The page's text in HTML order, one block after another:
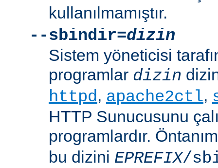
kullanılmamıştır.
--sbindir=dizin
Sistem yöneticisi
programlar dizin
httpd, apache2ctl,
HTTP Sunucusunu
programlardır.
bu dizini EPREFIX/